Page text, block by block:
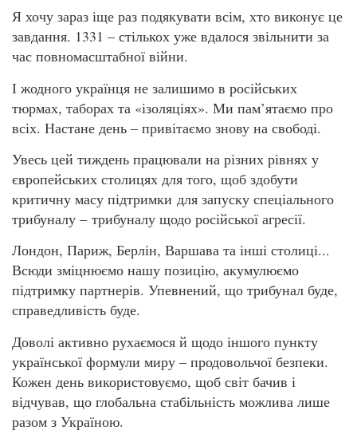
Я хочу зараз іще раз подякувати всім, хто виконує це
завдання. 1331 – стількох уже вдалося звільнити за
час повномасштабної війни.
І жодного українця не залишимо в російських
тюрмах, таборах та «ізоляціях». Ми пам’ятаємо про
всіх. Настане день – привітаємо знову на свободі.
Увесь цей тиждень працювали на різних рівнях у
європейських столицях для того, щоб здобути
критичну масу підтримки для запуску спеціального
трибуналу – трибуналу щодо російської агресії.
Лондон, Париж, Берлін, Варшава та інші столиці...
Всюди зміцнюємо нашу позицію, акумулюємо
підтримку партнерів. Упевнений, що трибунал буде,
справедливість буде.
Доволі активно рухаємося й щодо іншого пункту
української формули миру – продовольчої безпеки.
Кожен день використовуємо, щоб світ бачив і
відчував, що глобальна стабільність можлива лише
разом з Україною.